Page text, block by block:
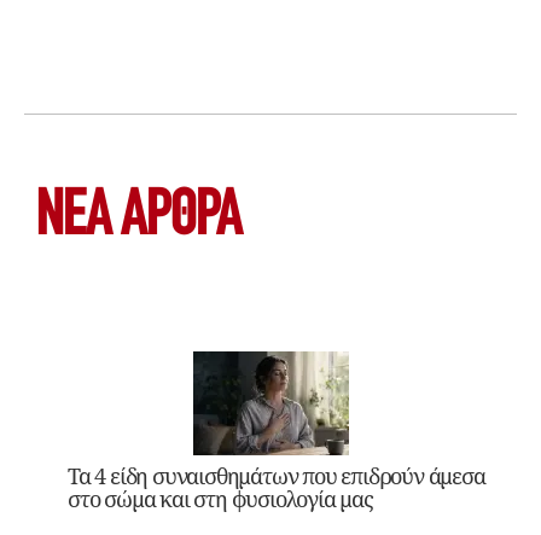
ΝΕΑ ΆΡΘΡΑ
Τα 4 είδη συναισθημάτων που επιδρούν άμεσα
στο σώμα και στη φυσιολογία μας